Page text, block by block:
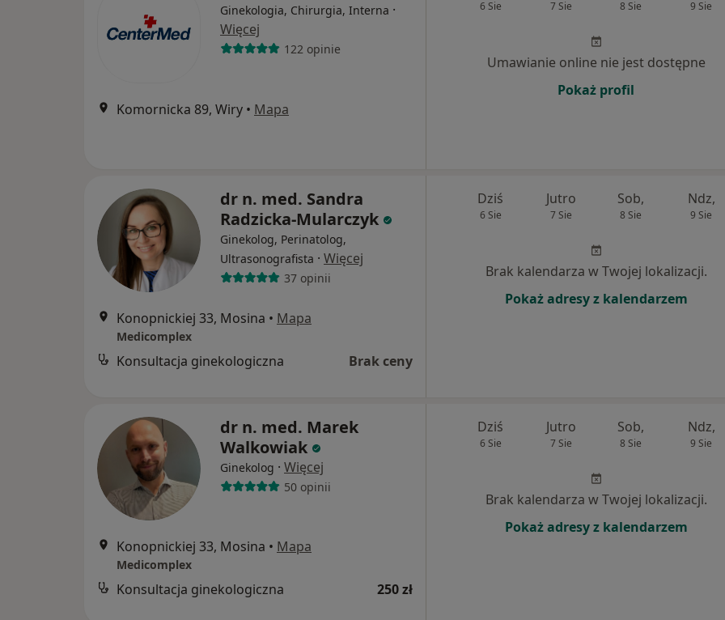
Ginekologia, Chirurgia, Interna ·
Więcej
122 opinie
Komornicka 89, Wiry • Mapa
6 Sie 7 Sie 8 Sie 9 Sie
Umawianie online nie jest dostępne
Pokaż profil
dr n. med. Sandra
Radzicka-Mularczyk
Ginekolog, Perinatolog,
Ultrasonografista · Więcej
37 opinii
Konopnickiej 33, Mosina • Mapa
Medicomplex
Konsultacja ginekologiczna Brak ceny
Dziś
6 Sie
Jutro
7 Sie
Sob,
8 Sie
Ndz,
9 Sie
Brak kalendarza w Twojej lokalizacji.
Pokaż adresy z kalendarzem
dr n. med. Marek
Walkowiak
Ginekolog · Więcej
50 opinii
Konopnickiej 33, Mosina • Mapa
Medicomplex
Konsultacja ginekologiczna 250 zł
Dziś
6 Sie
Jutro
7 Sie
Sob,
8 Sie
Ndz,
9 Sie
Brak kalendarza w Twojej lokalizacji.
Pokaż adresy z kalendarzem